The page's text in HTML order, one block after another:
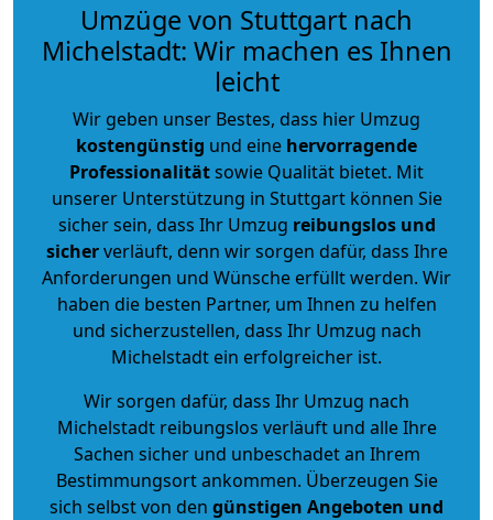
Umzüge von Stuttgart nach
Michelstadt: Wir machen es Ihnen
leicht
Wir geben unser Bestes, dass hier Umzug
kostengünstig und eine hervorragende
Professionalitätsowie Qualität bietet. Mit
unserer Unterstützung in Stuttgart können Sie
sicher sein, dass Ihr Umzug reibungslos und
sicherverläuft, denn wir sorgen dafür, dass Ihre
Anforderungen und Wünsche erfüllt werden. Wir
haben die besten Partner, um Ihnen zu helfen
und sicherzustellen, dass Ihr Umzug nach
Michelstadt ein erfolgreicher ist.
Wir sorgen dafür, dass Ihr Umzug nach
Michelstadt reibungslos verläuft und alle Ihre
Sachen sicher und unbeschadet an Ihrem
Bestimmungsort ankommen. Überzeugen Sie
sich selbst von den günstigen Angeboten und